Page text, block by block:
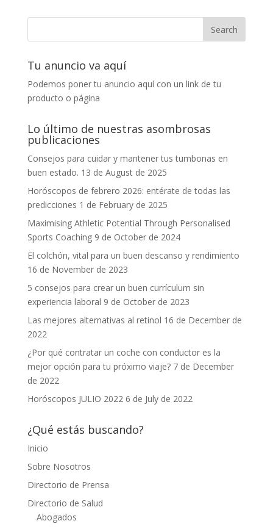
Tu anuncio va aquí
Podemos poner tu anuncio aquí con un link de tu
producto o página
Lo último de nuestras asombrosas
publicaciones
Consejos para cuidar y mantener tus tumbonas en
buen estado. 13 de August de 2025
Horóscopos de febrero 2026: entérate de todas las
predicciones 1 de February de 2025
Maximising Athletic Potential Through Personalised
Sports Coaching 9 de October de 2024
El colchón, vital para un buen descanso y rendimiento
16 de November de 2023
5 consejos para crear un buen currículum sin
experiencia laboral 9 de October de 2023
Las mejores alternativas al retinol 16 de December de
2022
¿Por qué contratar un coche con conductor es la
mejor opción para tu próximo viaje? 7 de December
de 2022
Horóscopos JULIO 2022 6 de July de 2022
¿Qué estás buscando?
Inicio
Sobre Nosotros
Directorio de Prensa
Directorio de Salud
Abogados